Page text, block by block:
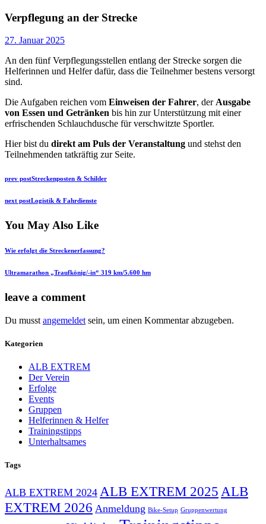
Verpflegung an der Strecke
27. Januar 2025
An den fünf Verpflegungsstellen entlang der Strecke sorgen die
Helferinnen und Helfer dafür, dass die Teilnehmer bestens versorgt
sind.
Die Aufgaben reichen vom Einweisen der Fahrer, derAusgabe
von Essen und Getränken bis hin zur Unterstützung mit einer
erfrischenden Schlauchdusche für verschwitzte Sportler.
Hier bist du direkt am Puls der Veranstaltung und stehst den
Teilnehmenden tatkräftig zur Seite.
Beitragsnavigation
Previous
prev postStreckenposten & Schilder
Next
next postLogistik & Fahrdienste
You May Also Like
Wie erfolgt die Streckenerfassung?
Ultramarathon „Traufkönig/-in“ 319 km/5.600 hm
leave a comment
Du musst angemeldet sein, um einen Kommentar abzugeben.
Kategorien
ALB EXTREM
Der Verein
Erfolge
Events
Gruppen
Helferinnen & Helfer
Trainingstipps
Unterhaltsames
Tags
ALB EXTREM 2024 ALB EXTREM 2025 ALB
EXTREM 2026 Anmeldung Bike-Setup Gruppenwertung